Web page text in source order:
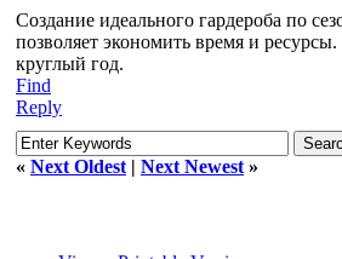
Создание идеального гардероба по
позволяет экономить время и
круглый год.
Find
Reply
« Next Oldest | Next Newest »